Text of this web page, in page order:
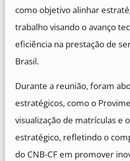
como objetivo alinhar
trabalho visando o avanço
eficiência na prestação de
Brasil.
Durante a reunião, foram
estratégicos, como o
visualização de matrículas e
estratégico, refletindo o
do CNB-CF em promover